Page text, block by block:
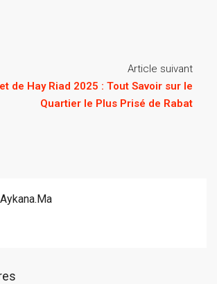
Article suivant
de Hay Riad 2025 : Tout Savoir sur le
Quartier le Plus Prisé de Rabat
Aykana.ma